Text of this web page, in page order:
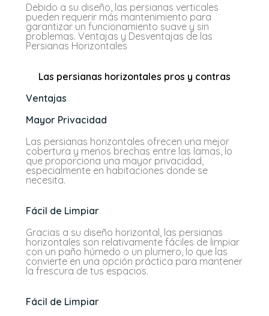
Debido a su diseño, las persianas verticales
pueden requerir más mantenimiento para
garantizar un funcionamiento suave y sin
problemas. Ventajas y Desventajas de las
Persianas Horizontales
Las persianas horizontales pros y contras
Ventajas
Mayor Privacidad
Las persianas horizontales ofrecen una mejor
cobertura y menos brechas entre las lamas, lo
que proporciona una mayor privacidad,
especialmente en habitaciones donde se
necesita.
Fácil de Limpiar
Gracias a su diseño horizontal, las persianas
horizontales son relativamente fáciles de limpiar
con un paño húmedo o un plumero, lo que las
convierte en una opción práctica para mantener
la frescura de tus espacios.
Fácil de Limpiar